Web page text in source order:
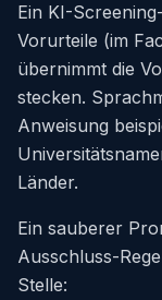
Ein KI-
Vorurteile (im
übernimmt die
stecken.
Anweisung
Länder.
Ein sauberer
Ausschluss-
Stelle: